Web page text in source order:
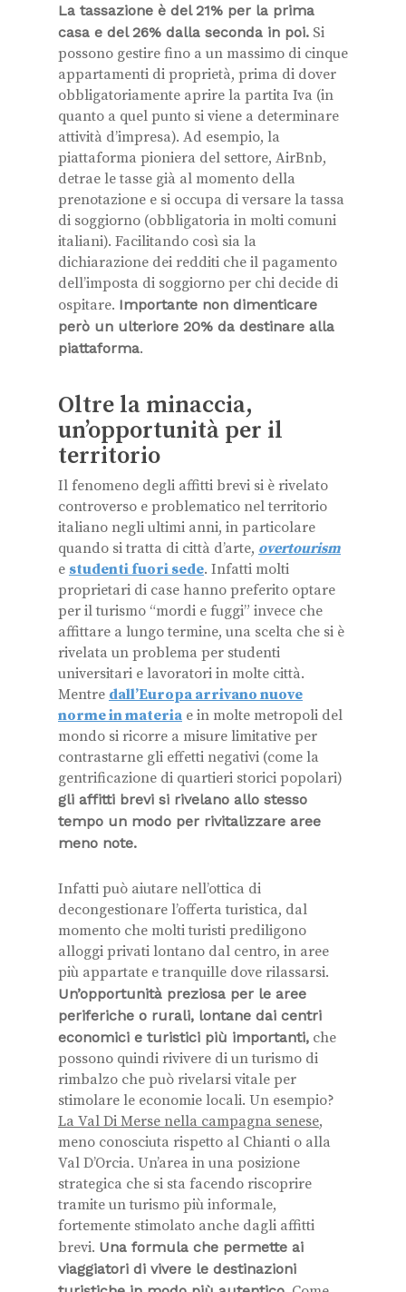
La tassazione è del 21% per la prima
casa e del 26% dalla seconda in poi. Si
possono gestire fino a un massimo di cinque
appartamenti di proprietà, prima di dover
obbligatoriamente aprire la partita Iva (in
quanto a quel punto si viene a determinare
attività d’impresa). Ad esempio, la
piattaforma pioniera del settore, AirBnb,
detrae le tasse già al momento della
prenotazione e si occupa di versare la tassa
di soggiorno (obbligatoria in molti comuni
italiani). Facilitando così sia la
dichiarazione dei redditi che il pagamento
dell’imposta di soggiorno per chi decide di
ospitare. Importante non dimenticare
però un ulteriore 20% da destinare alla
piattaforma.
Oltre la minaccia,
un’opportunità per il
territorio
Il fenomeno degli affitti brevi si è rivelato
controverso e problematico nel territorio
italiano negli ultimi anni, in particolare
quando si tratta di città d’arte, overtourism
e studenti fuori sede. Infatti molti
proprietari di case hanno preferito optare
per il turismo “mordi e fuggi” invece che
affittare a lungo termine, una scelta che si è
rivelata un problema per studenti
universitari e lavoratori in molte città.
Mentre dall’Europa arrivano nuove
norme in materia e in molte metropoli del
mondo si ricorre a misure limitative per
contrastarne gli effetti negativi (come la
gentrificazione di quartieri storici popolari)
gli affitti brevi si rivelano allo stesso
tempo un modo per rivitalizzare aree
meno note.
Infatti può aiutare nell’ottica di
decongestionare l’offerta turistica, dal
momento che molti turisti prediligono
alloggi privati lontano dal centro, in aree
più appartate e tranquille dove rilassarsi.
Un’opportunità preziosa per le aree
periferiche o rurali, lontane dai centri
economici e turistici più importanti, che
possono quindi rivivere di un turismo di
rimbalzo che può rivelarsi vitale per
stimolare le economie locali. Un esempio?
La Val Di Merse nella campagna senese,
meno conosciuta rispetto al Chianti o alla
Val D’Orcia. Un’area in una posizione
strategica che si sta facendo riscoprire
tramite un turismo più informale,
fortemente stimolato anche dagli affitti
brevi. Una formula che permette ai
viaggiatori di vivere le destinazioni